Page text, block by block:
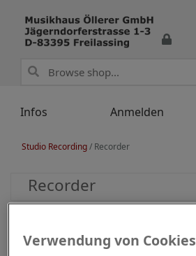
Infos Anmelden
Studio Recording/ Recorder
Recorder
Verwendung von Cookies